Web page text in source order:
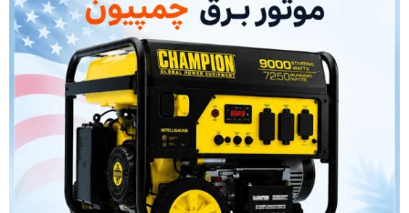
گروه صنعتی نیروژندر تماس باشید.
الکتروموتور ضد انفجار وگ
الکتروموتور ضد انفجار وگمحصول کشور برزیل میباشد. این
شرکت انواع گوناگون
الکتروموتور های ضد انفجارو ضد جرقه
را برای محیط های خطرناک تولید میکند. میتوانیم به انواع
اشاره کنیم.